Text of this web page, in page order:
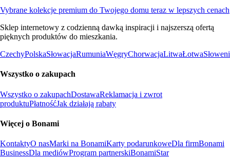
Vybrane kolekcje premium do Twojego domu teraz w lepszych cenach
Sklep internetowy z codzienną dawką inspiracji i najszerszą ofertą
pięknych produktów do mieszkania.
CzechyPolskaSłowacjaRumuniaWęgryChorwacjaLitwaŁotwa
Wszystko o zakupach
Wszystko o zakupachDostawaReklamacja i zwrot
produktuPłatnośćJak działają rabaty
Więcej o Bonami
KontaktyO nasMarki na BonamiKarty podarunkoweDla firmBonami
BusinessDla mediówProgram partnerskiBonamiStar